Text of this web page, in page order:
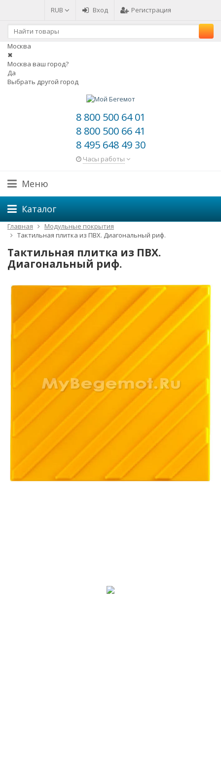
RUB Вход Регистрация
Москва
✖
Москва ваш город?
Да
Выбрать другой город
8 800 500 64 01
8 800 500 66 41
8 495 648 49 30
Часы работы
Меню
Каталог
Главная
Модульные покрытия
Тактильная плитка из ПВХ. Диагональный риф.
Тактильная плитка из ПВХ.
Диагональный риф.